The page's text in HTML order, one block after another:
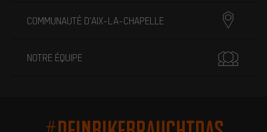
COMMUNAUTÉ D'AIX-LA-CHAPELLE
NOTRE ÉQUIPE